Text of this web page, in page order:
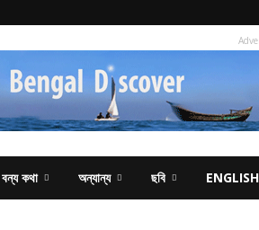
বন্য কথা অন্যান্য ছবি